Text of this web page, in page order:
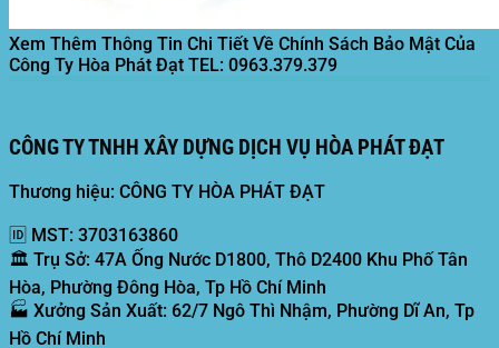
Xem Thêm Thông Tin Chi Tiết Về Chính Sách Bảo Mật Của
Công Ty Hòa Phát Đạt TEL: 0963.379.379
CÔNG TY TNHH XÂY DỰNG DỊCH VỤ HÒA PHÁT ĐẠT
Thương hiệu: CÔNG TY HÒA PHÁT ĐẠT
🆔 MST: 3703163860
🏛️ Trụ Sở: 47A Ống Nước D1800, Thô D2400 Khu Phố Tân
Hòa, Phường Đông Hòa, Tp Hồ Chí Minh
🏭 Xưởng Sản Xuất: 62/7 Ngô Thì Nhậm, Phường Dĩ An, Tp
Hồ Chí Minh